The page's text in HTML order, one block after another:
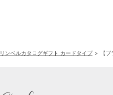
リンベルカタログギフト カードタイプ 【